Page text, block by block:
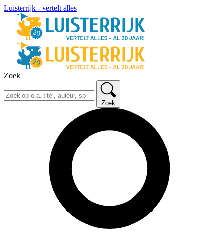
Luisterrijk - vertelt alles
Zoek
Zoek